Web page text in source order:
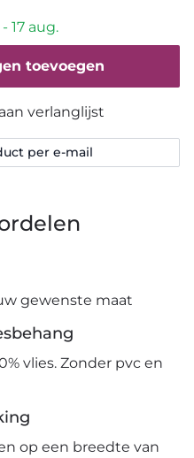
17 aug.
toevoegen
verlanglijst
per e-mail
gewenste maat
vlies. Zonder pvc en
op een breedte van